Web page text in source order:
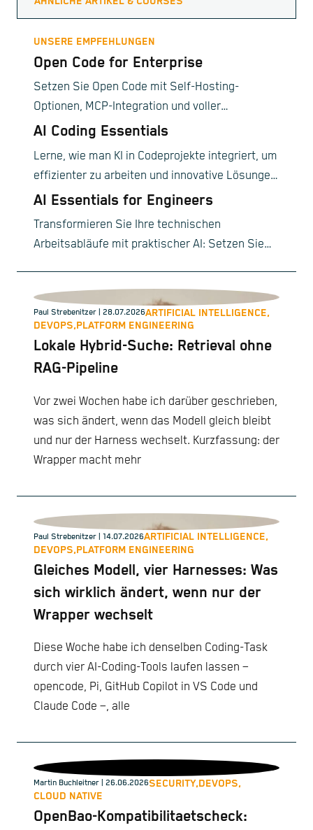
UNSERE EMPFEHLUNGEN
Open Code for Enterprise
Setzen Sie Open Code mit Self-Hosting-
Optionen, MCP-Integration und voller
Datensouveränität ein.
AI Coding Essentials
Lerne, wie man KI in Codeprojekte integriert, um
effizienter zu arbeiten und innovative Lösungen
zu schaffen.
AI Essentials for Engineers
Transformieren Sie Ihre technischen
Arbeitsabläufe mit praktischer AI: Setzen Sie
Protokolle.
Paul Strebenitzer | 28.07.2026ARTIFICIAL INTELLIGENCE,
DEVOPS,PLATFORM ENGINEERING
Lokale Hybrid-Suche: Retrieval ohne
RAG-Pipeline
Vor zwei Wochen habe ich darüber geschrieben,
was sich ändert, wenn das Modell gleich bleibt
und nur der Harness wechselt. Kurzfassung: der
Wrapper macht mehr
Paul Strebenitzer | 14.07.2026ARTIFICIAL INTELLIGENCE,
DEVOPS,PLATFORM ENGINEERING
Gleiches Modell, vier Harnesses: Was
sich wirklich ändert, wenn nur der
Wrapper wechselt
Diese Woche habe ich denselben Coding-Task
durch vier AI-Coding-Tools laufen lassen –
opencode, Pi, GitHub Copilot in VS Code und
Claude Code –, alle
Martin Buchleitner | 26.06.2026SECURITY,DEVOPS,
CLOUD NATIVE
OpenBao-Kompatibilitaetscheck: